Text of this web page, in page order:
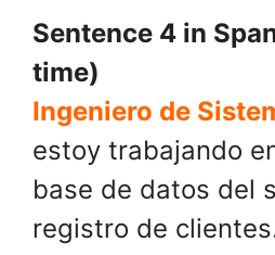
Sentence 4 in
time)
Ingeniero de
estoy trabajando
base de datos del
registro de